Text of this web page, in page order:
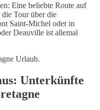
Eine beliebte Route auf
Tour über die
Saint-Michel oder in
Deauville ist allemal
Urlaub.
Unterkünfte